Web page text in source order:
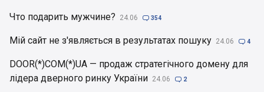
Что подарить мужчине? 24.06  354
Мій сайт не з'являється в результатах пошуку 24.06  4
DOOR(*)COM(*)UA — продаж стратегічного домену для
лідера дверного ринку України 24.06  2